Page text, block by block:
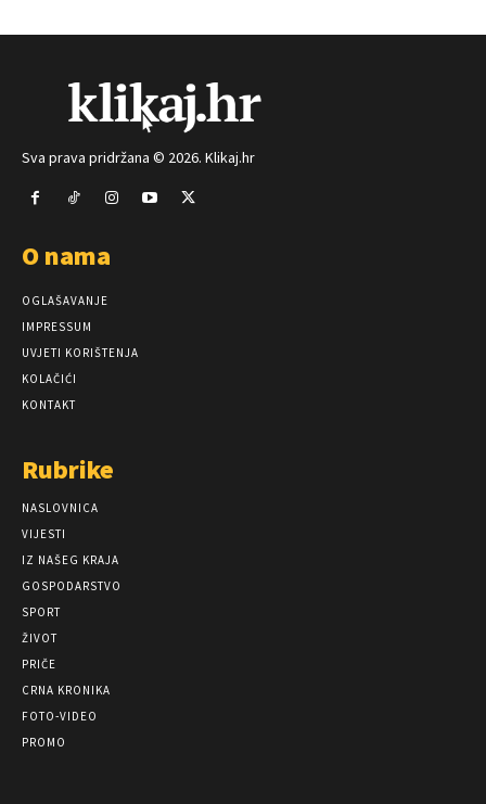
Sva prava pridržana © 2026. Klikaj.hr
O nama
OGLAŠAVANJE
IMPRESSUM
UVJETI KORIŠTENJA
KOLAČIĆI
KONTAKT
Rubrike
NASLOVNICA
VIJESTI
IZ NAŠEG KRAJA
GOSPODARSTVO
SPORT
ŽIVOT
PRIČE
CRNA KRONIKA
FOTO-VIDEO
PROMO